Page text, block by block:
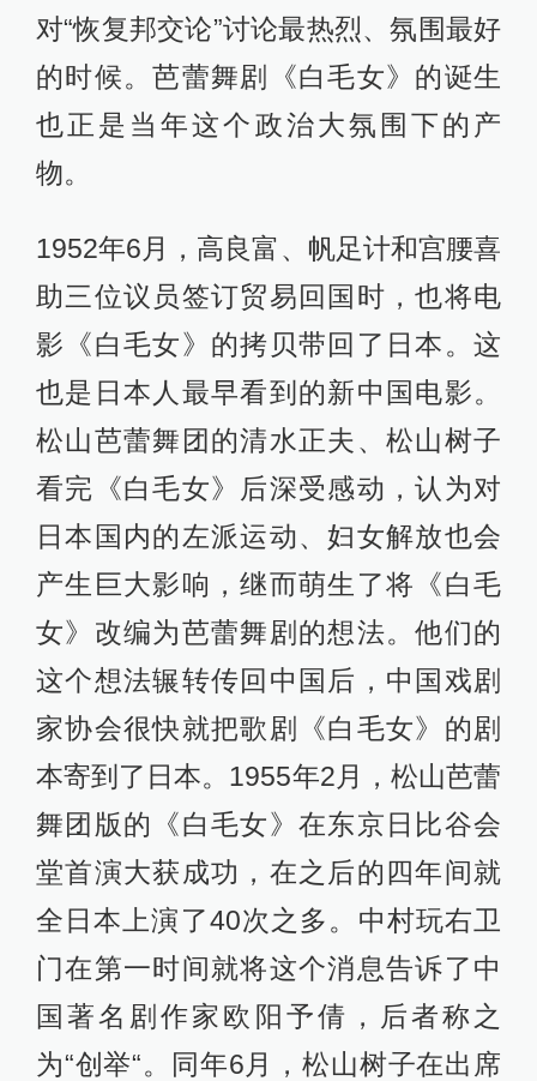
对“恢复邦交论”讨论最热烈、氛围最好
的时候。芭蕾舞剧《白毛女》的诞生
也正是当年这个政治大氛围下的产
物。
1952年6月，高良富、帆足计和宫腰喜
助三位议员签订贸易回国时，也将电
影《白毛女》的拷贝带回了日本。这
也是日本人最早看到的新中国电影。
松山芭蕾舞团的清水正夫、松山树子
看完《白毛女》后深受感动，认为对
日本国内的左派运动、妇女解放也会
产生巨大影响，继而萌生了将《白毛
女》改编为芭蕾舞剧的想法。他们的
这个想法辗转传回中国后，中国戏剧
家协会很快就把歌剧《白毛女》的剧
本寄到了日本。1955年2月，松山芭蕾
舞团版的《白毛女》在东京日比谷会
堂首演大获成功，在之后的四年间就
全日本上演了40次之多。中村玩右卫
门在第一时间就将这个消息告诉了中
国著名剧作家欧阳予倩，后者称之
为“创举“。同年6月，松山树子在出席